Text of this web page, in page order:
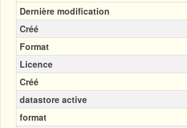
Dernière modification
Créé
Format
Licence
Créé
datastore active
format